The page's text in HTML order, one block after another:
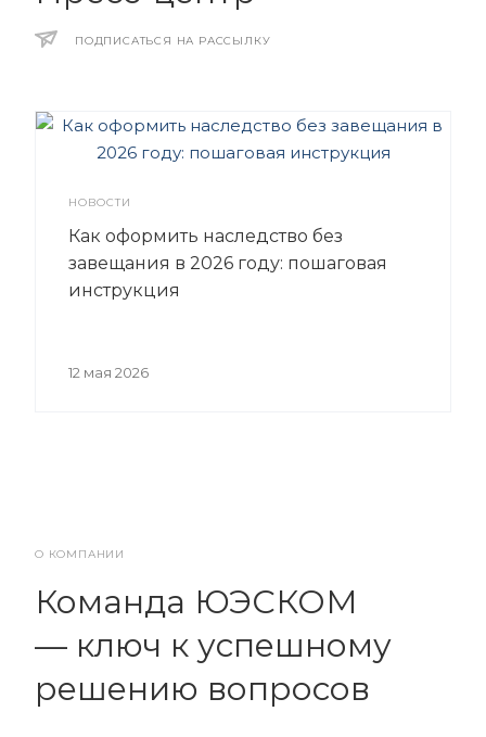
ПОДПИСАТЬСЯ НА РАССЫЛКУ
НОВОСТИ
Как оформить наследство без
завещания в 2026 году: пошаговая
инструкция
12 мая 2026
О КОМПАНИИ
Команда ЮЭСКОМ
— ключ к успешному
решению вопросов